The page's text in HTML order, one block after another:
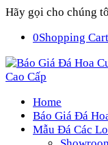
Hãy gọi cho chúng
0Shopping Cart
Home
Báo Giá Đá
Mẫu Đá Các